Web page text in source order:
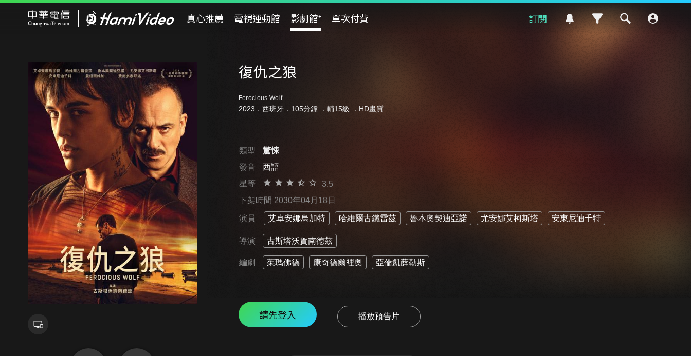
真心推薦 電視運動館 影劇館⁺ 單次付費 訂閱
復仇之狼
Ferocious Wolf
2023．西班牙．105分鐘 ． 輔15級 ．HD畫質
類型
驚悚
發音
西語
星等
3.5
下架時間 2030年04月18日
演員 艾卓安娜烏加特 哈維爾古鐵雷茲 魯本奧契迪亞諾 尤安娜艾柯斯塔 安東尼迪千特
導演 古斯塔沃賀南德茲
編劇 茱瑪佛德 康奇德爾裡奧 亞倫凱薛勒斯
請先登入 播放預告片